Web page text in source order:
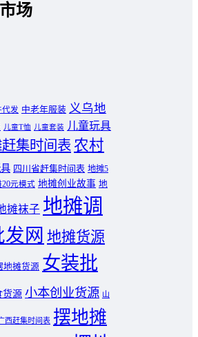
场
代发 中老年服装 义乌地
儿童T恤 儿童套装 儿童玩具
集时间表 农村
四川省赶集时间表 地摊5
20元模式 地摊创业故事 地
摊袜子 地摊调
网 地摊货源
地摊货源 女装批
货源 小本创业货源 山
西赶集时间表 摆地摊